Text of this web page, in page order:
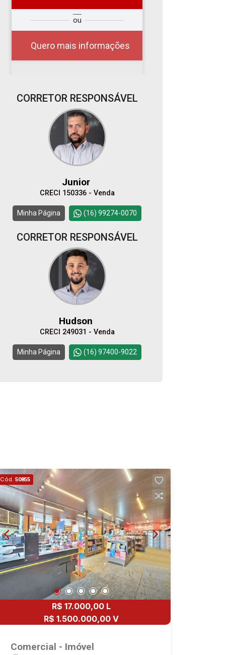
ou
Quero mais informações
Qual o melhor dia e
horário para você?
08
Aug/Sat
10
11
Aug/Tue
12
Aug/Wed
13
14
18
Aug/Tue
19
Aug/Wed
20
Aug/Thu
21
08:00
09:00
10:00
11:00
12:00
Continuar
CORRETOR RESPONSÁVEL
Junior
CRECI 150336 - Venda
Minha Página (16) 99274-0070
CORRETOR RESPONSÁVEL
Hudson
CRECI 249031 - Venda
Minha Página (16) 97400-9022
Cód. 50855
R$ 17.000,00 L
R$ 1.500.000,00 V
Comercial - Imóvel